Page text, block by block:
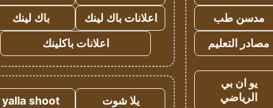
مدسن طب
مصادر التعليم
يو ان بي
الرياضي
اعلانات باك لينك
باك لينك
اعلانات باكلينك
يلا شوت
yalla shoot